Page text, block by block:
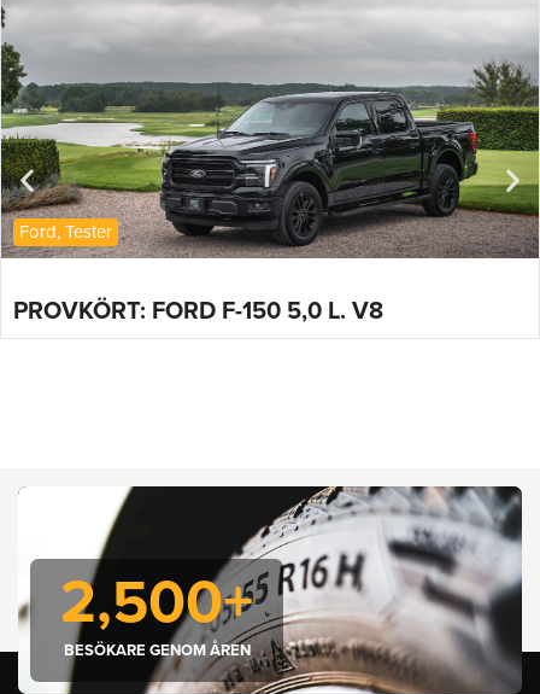
Ford,Tester
PROVKÖRT: FORD F-150 5,0 L. V8
BESÖKARE GENOM ÅREN
2,500+